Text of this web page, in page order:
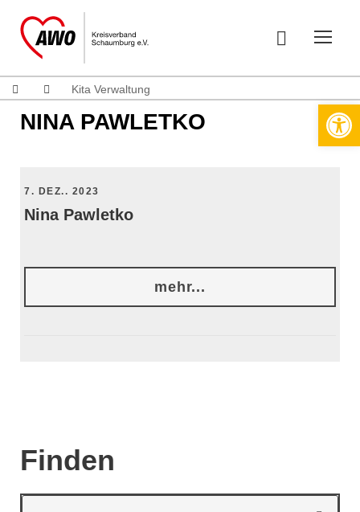
Kita Verwaltung
NINA PAWLETKO
7. DEZ.. 2023
Nina Pawletko
mehr...
Finden
Werkzeugleiste öffnen